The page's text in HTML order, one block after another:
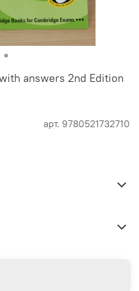
арт. 9780521732710
answers 2nd Edition